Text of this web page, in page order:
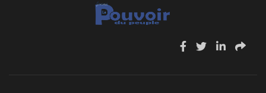
fa
fa
fa
fa